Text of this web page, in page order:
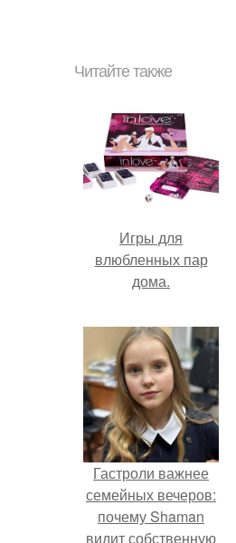
Читайте также
Игры для
влюбленных пар
дома.
Гастроли важнее
семейных вечеров:
почему Shaman
видит собственную